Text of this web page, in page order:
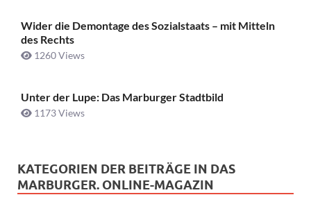
Wider die Demontage des Sozialstaats – mit Mitteln
des Rechts
1260 Views
Unter der Lupe: Das Marburger Stadtbild
1173 Views
KATEGORIEN DER BEITRÄGE IN DAS
MARBURGER. ONLINE-MAGAZIN